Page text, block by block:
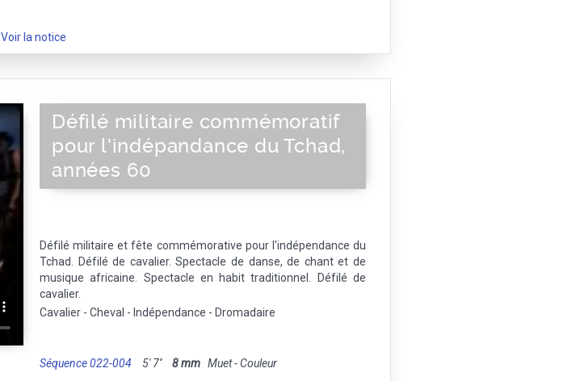
Voir la notice
Défilé militaire commémoratif
pour l'indépandance du Tchad,
années 60
Défilé militaire et fête commémorative pour l'indépendance du
Tchad. Défilé de cavalier. Spectacle de danse, de chant et de
musique africaine. Spectacle en habit traditionnel. Défilé de
cavalier.
Cavalier - Cheval - Indépendance - Dromadaire
Séquence 022-004 5' 7'' 8 mm Muet - Couleur